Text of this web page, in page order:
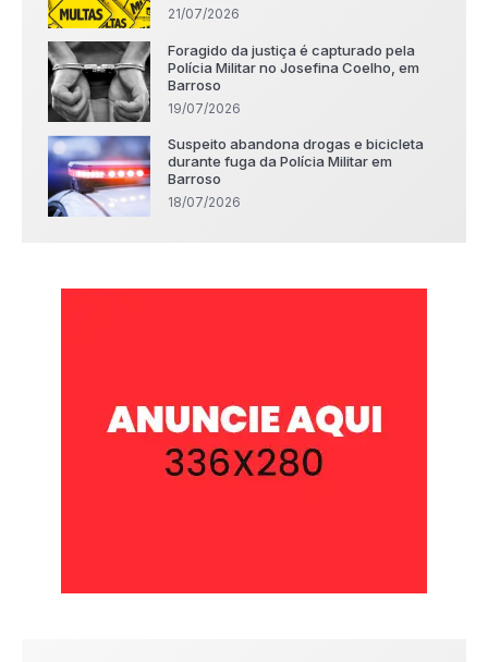
21/07/2026
Foragido da justiça é capturado pela
Polícia Militar no Josefina Coelho, em
Barroso
19/07/2026
Suspeito abandona drogas e bicicleta
durante fuga da Polícia Militar em
Barroso
18/07/2026